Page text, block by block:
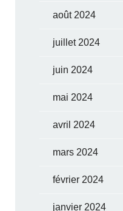
août 2024
juillet 2024
juin 2024
mai 2024
avril 2024
mars 2024
février 2024
janvier 2024